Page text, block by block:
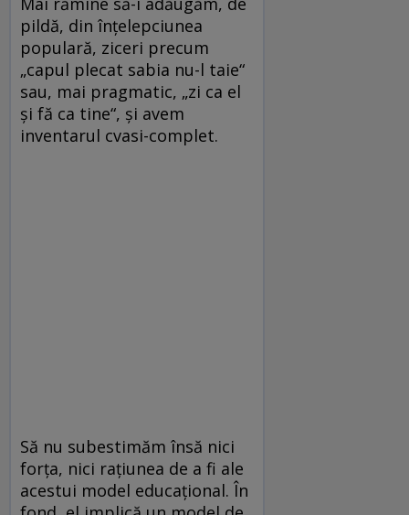
pildă, din înțelepciunea
populară, ziceri precum
„capul plecat sabia nu-l taie“
sau, mai pragmatic, „zi ca el
și fă ca tine“, și avem
inventarul cvasi-complet.
Să nu subestimăm însă nici
forța, nici rațiunea de a fi ale
acestui model educațional. În